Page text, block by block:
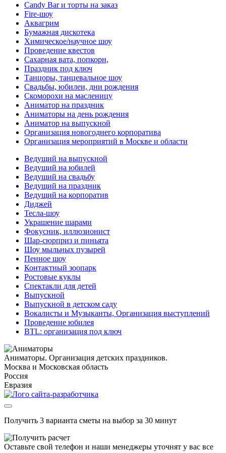
Candy Bar и торты на заказ
Fire-шоу
Аквагрим
Бумажная дискотека
Химическое/научное шоу
Проведение квестов
Сахарная вата, попкорн,
Праздник под ключ
Танцоры, танцевальное шоу
Свадьбы, юбилеи, дни рождения
Скоморохи на масленицу
Аниматор на праздник
Аниматоры на день рождения
Аниматор на выпускной
Организация новогоднего корпоратива
Организация мероприятий в Москве и области
Ведущий на выпускной
Ведущий на юбилей
Ведущий на свадьбу
Ведущий на праздник
Ведущий на корпоратив
Диджей
Тесла-шоу
Украшение шарами
Фокусник, иллюзионист
Шар-сюрприз и пиньята
Шоу мыльных пузырей
Пенное шоу
Контактный зоопарк
Ростовые куклы
Спектакли для детей
Выпускной
Выпускной в детском саду
Вокалисты и Музыканты, Организация выступлений
Проведение юбилея
BTL: организация под ключ
Аниматоры. Организация детских праздников.
Москва и Московская область
Россия
Евразия
Получить 3 варианта сметы на выбор за 30 минут
Оставьте свой телефон и наши менеджеры уточнят у вас все